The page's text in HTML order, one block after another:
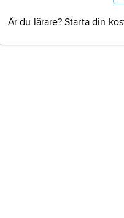
Är du lärare? Starta din